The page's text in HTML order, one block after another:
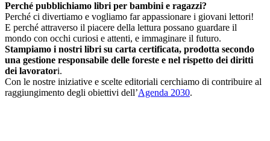
Perché pubblichiamo libri per bambini e ragazzi?
Perché ci divertiamo e vogliamo far appassionare i giovani lettori!
E perché attraverso il piacere della lettura possano guardare il
mondo con occhi curiosi e attenti, e immaginare il futuro.
Stampiamo i nostri libri su carta certificata, prodotta secondo
una gestione responsabile delle foreste e nel rispetto dei diritti
dei lavoratori.
Con le nostre iniziative e scelte editoriali cerchiamo di contribuire al
raggiungimento degli obiettivi dell’Agenda 2030.